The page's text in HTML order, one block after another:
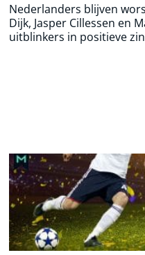
Nederlanders blijven
Dijk, Jasper Cillessen en
uitblinkers in positieve zin